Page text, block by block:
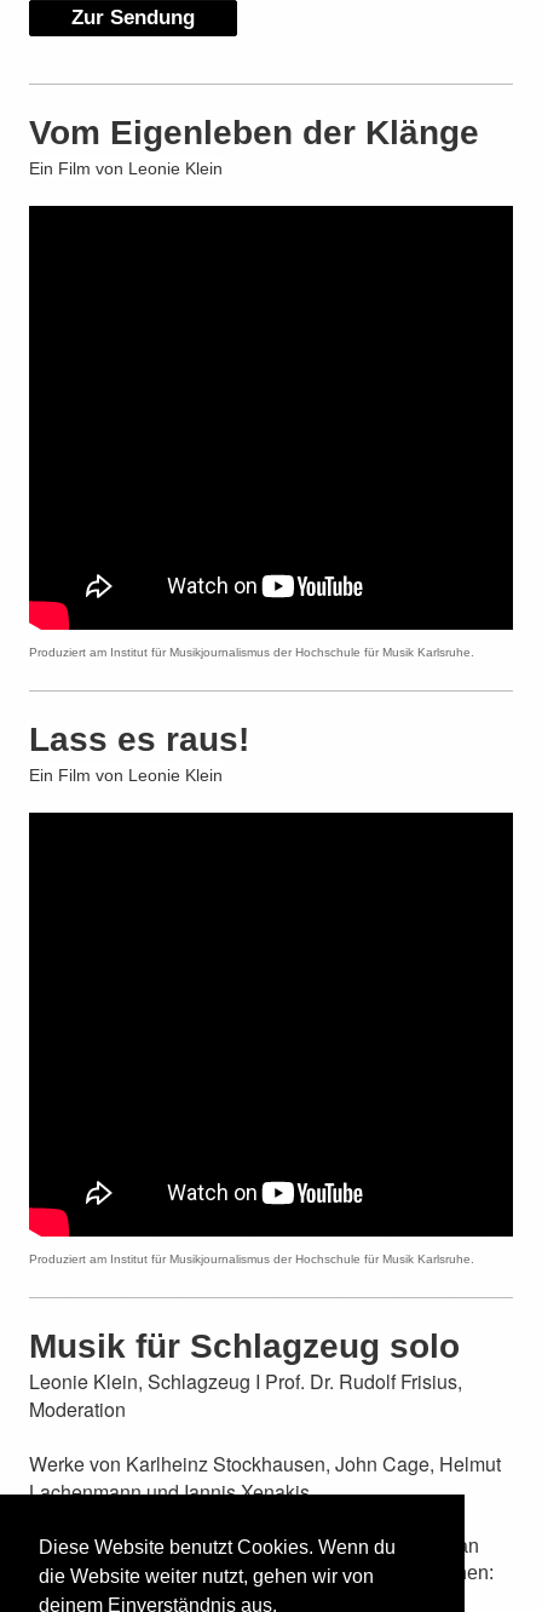
Diese Website benutzt Cookies. Wenn du
die Website weiter nutzt, gehen wir von
deinem Einverständnis aus.
Zur Sendung
Vom Eigenleben der Klänge
Ein Film von Leonie Klein
Produziert am Institut für Musikjournalismus der Hochschule für Musik Karlsruhe.
Lass es raus!
Ein Film von Leonie Klein
Produziert am Institut für Musikjournalismus der Hochschule für Musik Karlsruhe.
Musik für Schlagzeug solo
Leonie Klein, Schlagzeug I Prof. Dr. Rudolf Frisius,
Moderation
Werke von Karlheinz Stockhausen, John Cage, Helmut
Lachenmann und Iannis Xenakis.
Materialien für den allgemeinbildenden Unterricht an
Schulen sind beim Raabe Verlag Stuttgart erschienen:
Schlaginstrumente - Musik für Schlagzeug